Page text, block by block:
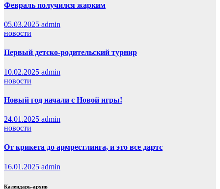
Февраль получился жарким
05.03.2025 admin
новости
Первый детско-родительский турнир
10.02.2025 admin
новости
Новый год начали с Новой игры!
24.01.2025 admin
новости
От крикета до армрестлинга, и это все дартс
16.01.2025 admin
Календарь-архив